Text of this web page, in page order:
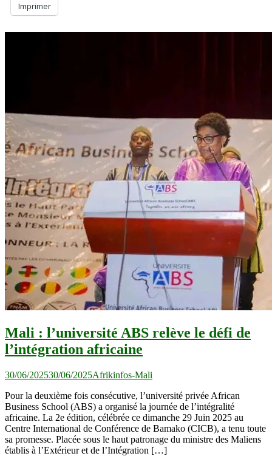
Imprimer
Mali : l’université ABS relève le défi de
l’intégration africaine
30/06/202530/06/2025Afrikinfos-Mali
Pour la deuxième fois consécutive, l’université privée African
Business School (ABS) a organisé la journée de l’intégralité
africaine. La 2e édition, célébrée ce dimanche 29 Juin 2025 au
Centre International de Conférence de Bamako (CICB), a tenu toute
sa promesse. Placée sous le haut patronage du ministre des Maliens
établis à l’Extérieur et de l’Intégration […]